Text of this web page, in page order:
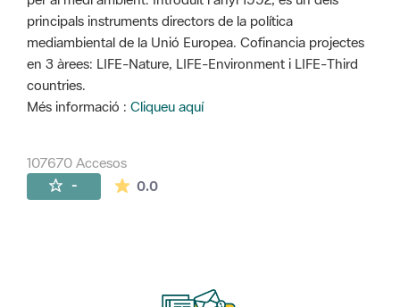
principals instruments directors de la política
mediambiental de la Unió Europea. Cofinancia projectes
en 3 àrees: LIFE-Nature, LIFE-Environment i LIFE-Third
countries.
Més informació : Cliqueu aquí
107670 Accesos
- 0.0La valoración media es de 0 estrellas de